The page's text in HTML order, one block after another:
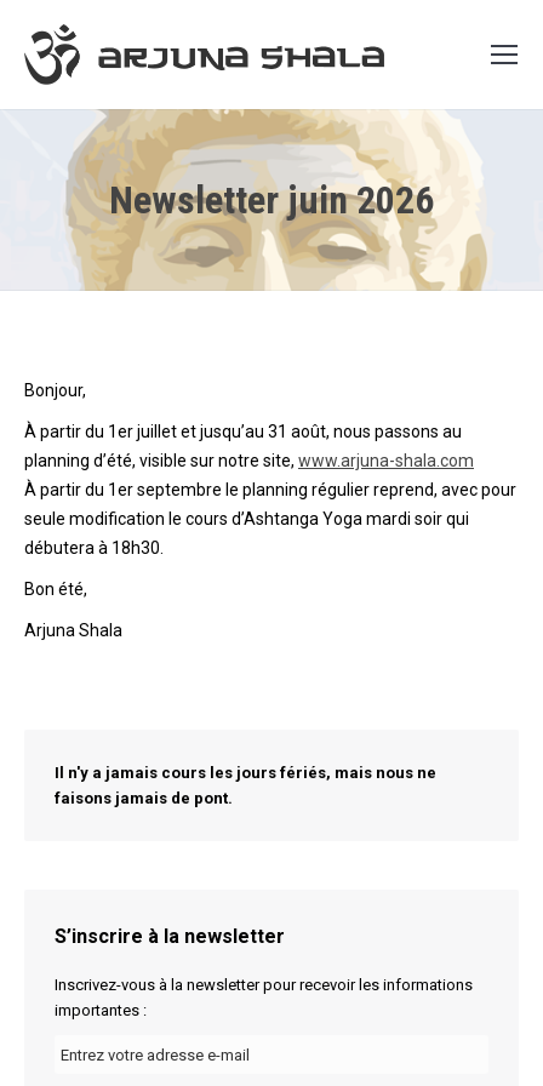
Newsletter juin 2026
Bonjour,
À partir du 1er juillet et jusqu’au 31 août, nous passons au
planning d’été, visible sur notre site, www.arjuna-shala.com
À partir du 1er septembre le planning régulier reprend, avec pour
seule modification le cours d’Ashtanga Yoga mardi soir qui
débutera à 18h30.
Bon été,
Arjuna Shala
Il n'y a jamais cours les jours fériés, mais nous ne
faisons jamais de pont.
S’inscrire à la newsletter
Inscrivez-vous à la newsletter pour recevoir les informations
importantes :